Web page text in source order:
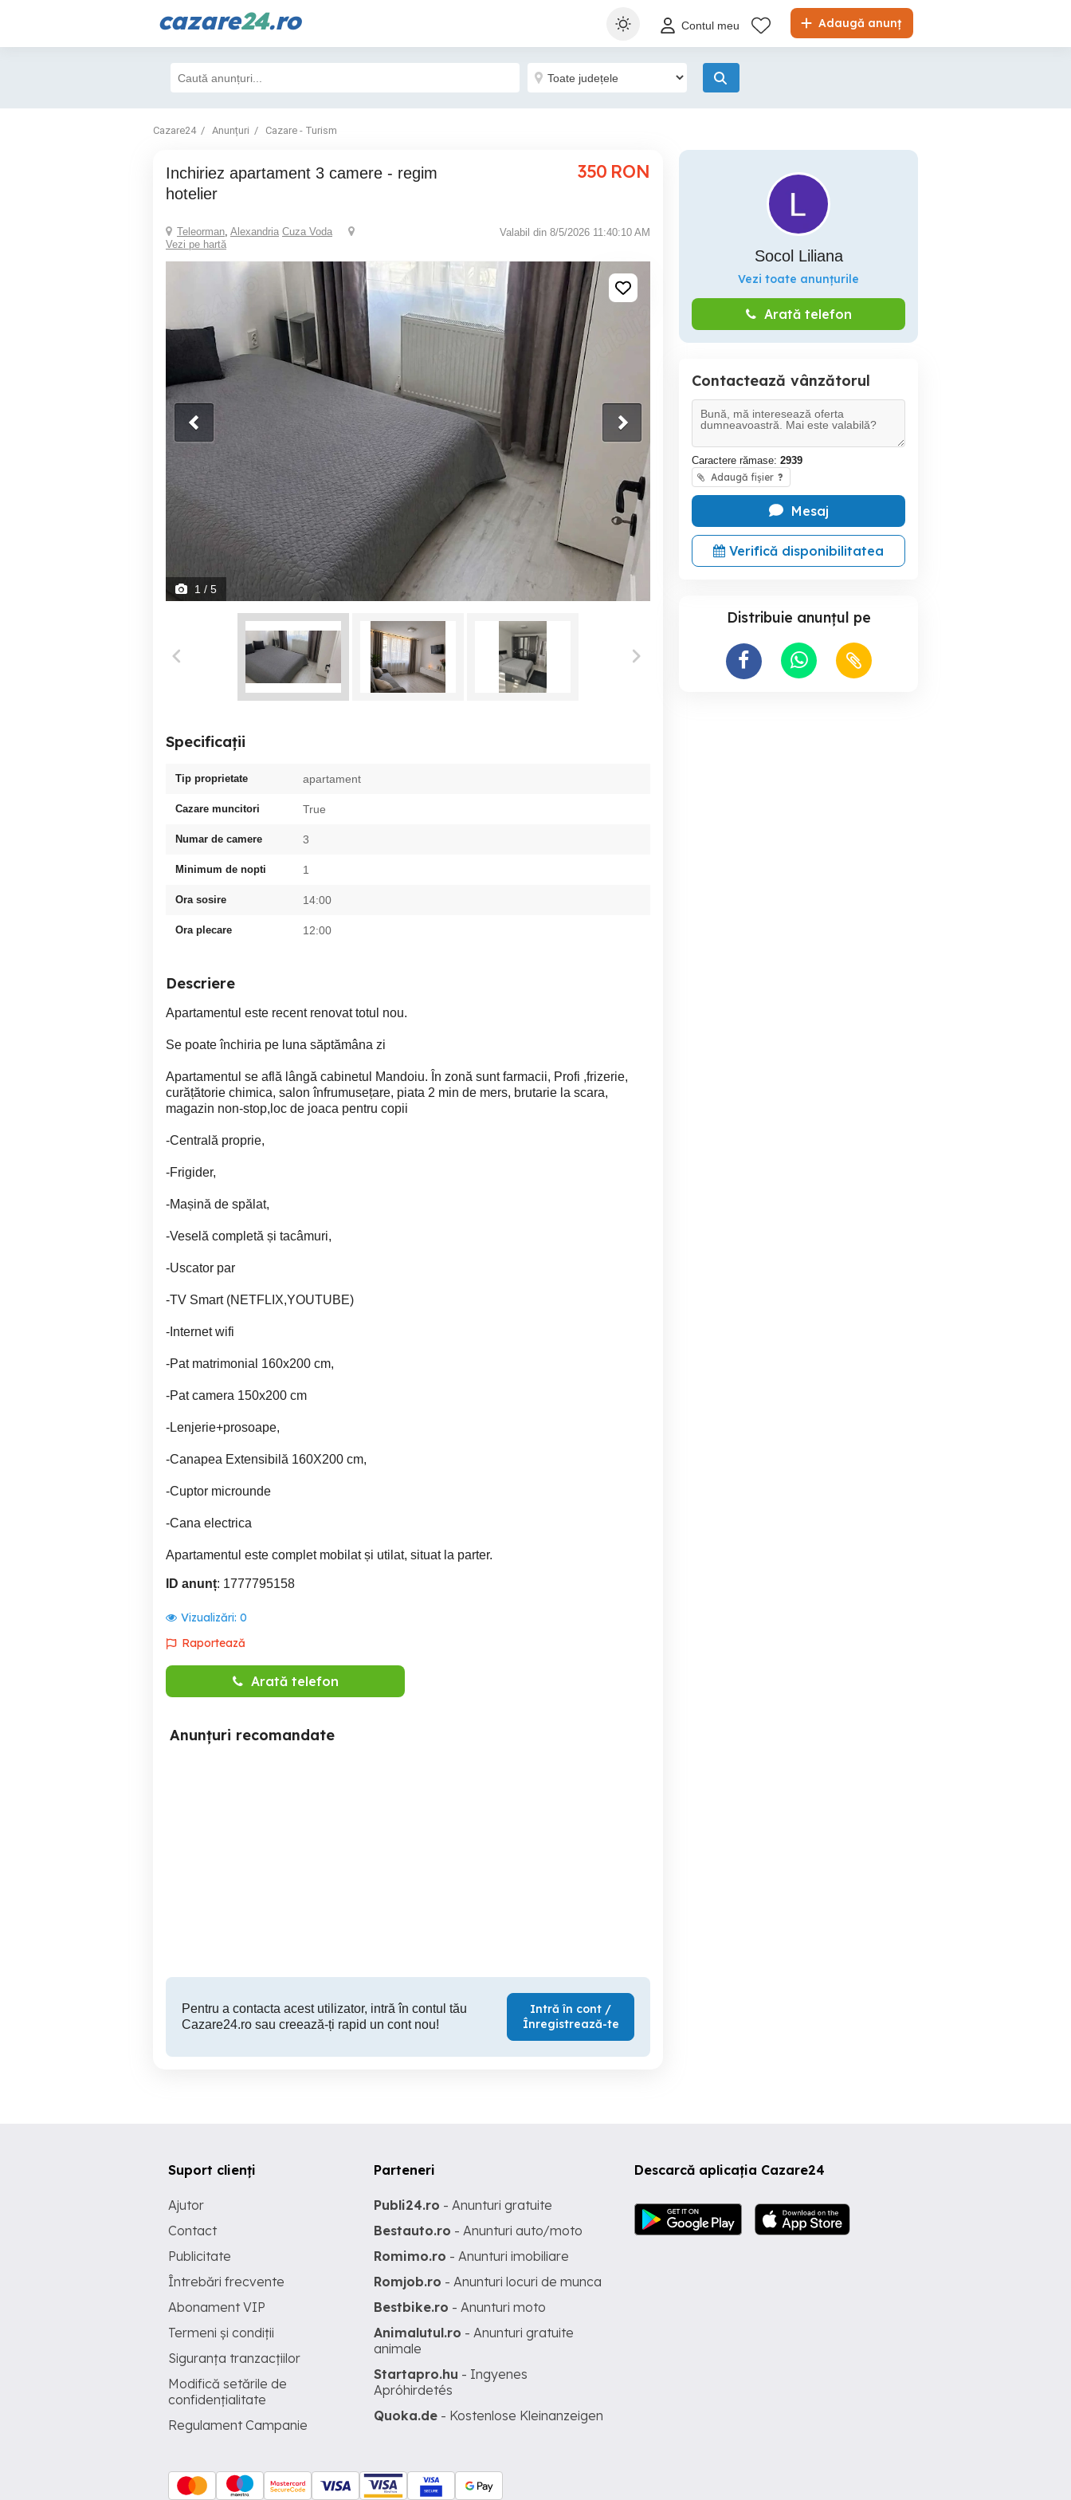
cazare24.ro Adaugă anunț
Contul meu
Cazare24 Anunțuri Cazare - Turism
Inchiriez apartament 3 camere - regim
hotelier
350 RON
Teleorman, Alexandria Cuza Voda
Vezi pe hartă
Valabil din 8/5/2026 11:40:10 AM
1 / 5
Specificații
Tip proprietate apartament
Cazare muncitori True
Numar de camere 3
Minimum de nopti 1
Ora sosire 14:00
Ora plecare 12:00
Descriere
Apartamentul este recent renovat totul nou.
Se poate închiria pe luna săptămâna zi
Apartamentul se află lângă cabinetul Mandoiu. În zonă sunt farmacii, Profi ,frizerie,
curățătorie chimica, salon înfrumusețare, piata 2 min de mers, brutarie la scara,
magazin non-stop,loc de joaca pentru copii
-Centrală proprie,
-Frigider,
-Mașină de spălat,
-Veselă completă și tacâmuri,
-Uscator par
-TV Smart (NETFLIX,YOUTUBE)
-Internet wifi
-Pat matrimonial 160x200 cm,
-Pat camera 150x200 cm
-Lenjerie+prosoape,
-Canapea Extensibilă 160X200 cm,
-Cuptor microunde
-Cana electrica
Apartamentul este complet mobilat și utilat, situat la parter.
ID anunț: 1777795158
Vizualizări: 0
Raportează
Arată telefon
Anunțuri recomandate
Pentru a contacta acest utilizator, intră în contul tău
Cazare24.ro sau creează-ți rapid un cont nou!
Intră în cont /
Înregistrează-te
Socol Liliana
Vezi toate anunțurile
Arată telefon
Contactează vânzătorul
Caractere rămase: 2939
Adaugă fișier ?
Mesaj
Verifică disponibilitatea
Distribuie anunțul pe
Descarcă aplicația Cazare24
Suport clienți
Ajutor
Contact
Publicitate
Întrebări frecvente
Abonament VIP
Termeni și condiții
Siguranța tranzacțiilor
Modifică setările de
confidențialitate
Regulament Campanie
Parteneri
Publi24.ro - Anunturi gratuite
Bestauto.ro - Anunturi auto/moto
Romimo.ro - Anunturi imobiliare
Romjob.ro - Anunturi locuri de munca
Bestbike.ro - Anunturi moto
Animalutul.ro - Anunturi gratuite
animale
Startapro.hu - Ingyenes
Apróhirdetés
Quoka.de - Kostenlose Kleinanzeigen